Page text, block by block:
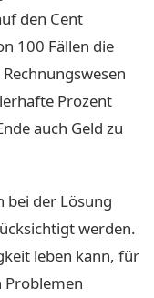
den Cent
100 Fällen die
Prozent
auch Geld zu
bei der Lösung
werden.
leben kann, für
Problemen